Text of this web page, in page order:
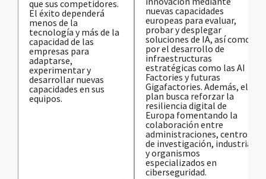
que sus competidores.
El éxito dependerá
menos de la
tecnología y más de la
capacidad de las
empresas para
adaptarse,
experimentar y
desarrollar nuevas
capacidades en sus
equipos.
nuevas capacidades
europeas para evaluar,
probar y desplegar
soluciones de IA, así como
por el desarrollo de
infraestructuras
estratégicas como las AI
Factories y futuras
Gigafactories. Además, el
plan busca reforzar la
resiliencia digital de
Europa fomentando la
colaboración entre
administraciones, centros
de investigación, industria
y organismos
especializados en
ciberseguridad.